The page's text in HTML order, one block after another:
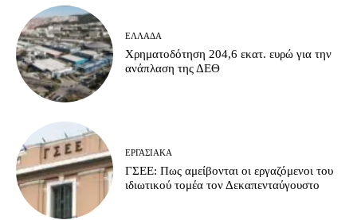
ΕΛΛΆΔΑ
Χρηματοδότηση 204,6 εκατ. ευρώ για την
ανάπλαση της ΔΕΘ
ΕΡΓΑΣΙΑΚΆ
ΓΣΕΕ: Πως αμείβονται οι εργαζόμενοι του
ιδιωτικού τομέα τον Δεκαπενταύγουστο